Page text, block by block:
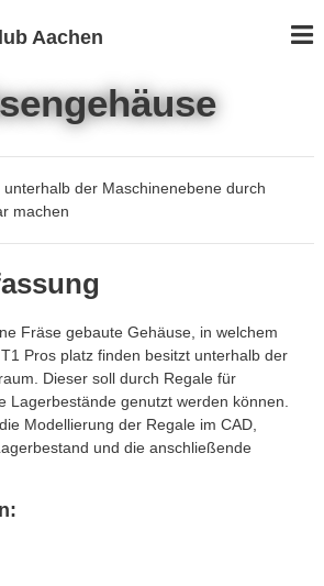
Aachen
der Maschinenebene durch
machen
Fräse gebaute Gehäuse, in welchem
Pros platz finden besitzt unterhalb der
Dieser soll durch Regale für
Lagerbestände genutzt werden können.
Modellierung der Regale im CAD,
und die anschließende